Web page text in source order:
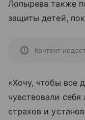
Лопырева также
защиты детей,
Контент
«Хочу, чтобы все
чувствовали
страхов и